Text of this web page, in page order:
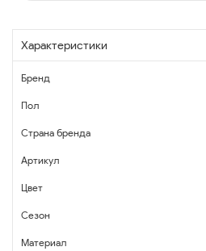
Характеристики
Бренд
Пол
Страна бренда
Артикул
Цвет
Сезон
Материал